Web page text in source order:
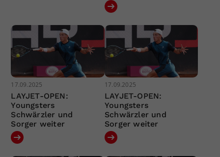
17.09.2025
LAYJET-OPEN:
Youngsters
Schwärzler und
Sorger weiter
17.09.2025
LAYJET-OPEN:
Youngsters
Schwärzler und
Sorger weiter